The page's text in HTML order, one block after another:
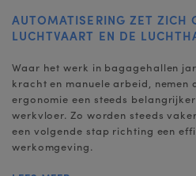
AUTOMATISERING ZET ZICH
LUCHTVAART EN DE
Waar het werk in bagagehallen
kracht en manuele arbeid, nemen
ergonomie een steeds
werkvloer. Zo worden steeds
een volgende stap richting een
werkomgeving.